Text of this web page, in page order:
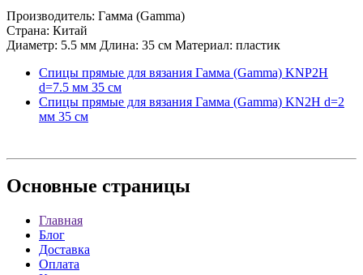
Производитель: Гамма (Gamma)
Страна: Китай
Диаметр: 5.5 мм Длина: 35 см Материал: пластик
Спицы прямые для вязания Гамма (Gamma) KNP2H
d=7.5 мм 35 см
Спицы прямые для вязания Гамма (Gamma) KN2H d=2
мм 35 см
Основные страницы
Главная
Блог
Доставка
Оплата